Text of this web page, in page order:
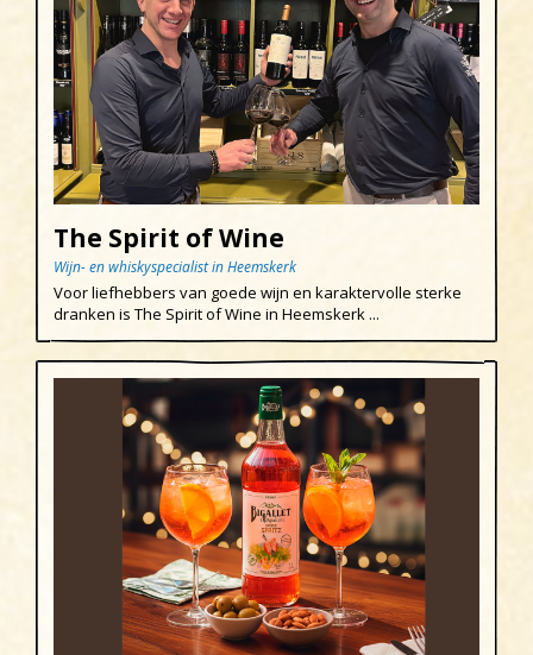
The Spirit of Wine
Wijn- en whiskyspecialist in Heemskerk
Voor liefhebbers van goede wijn en karaktervolle sterke
dranken is The Spirit of Wine in Heemskerk ...